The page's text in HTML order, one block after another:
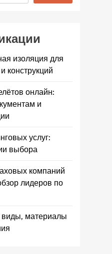
изоляция для
конструкций
онлайн:
и
услуг:
выбора
компаний
лидеров по
виды, материалы